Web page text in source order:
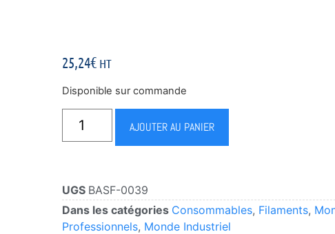
25,24€ HT
Disponible sur commande
AJOUTER AU PANIER
UGS BASF-0039
Dans les catégories Consommables, Filaments,
Professionnels, Monde Industriel